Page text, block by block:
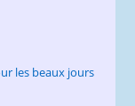
les beaux jours